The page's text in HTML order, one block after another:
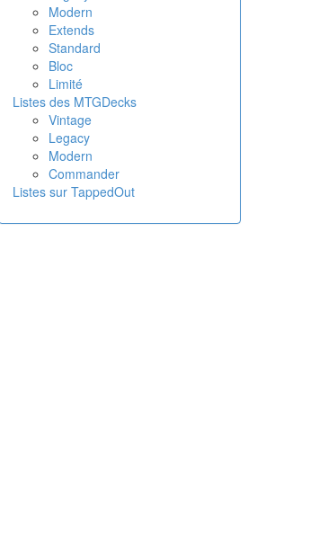
Modern
Extends
Standard
Bloc
Limité
Listes des MTGDecks
Vintage
Legacy
Modern
Commander
Listes sur TappedOut